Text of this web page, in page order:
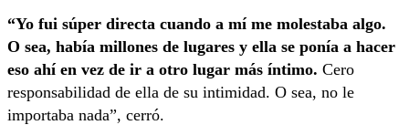
“Yo fui súper directa cuando a mí me molestaba algo.
O sea, había millones de lugares y ella se ponía a hacer
eso ahí en vez de ir a otro lugar más íntimo. Cero
responsabilidad de ella de su intimidad. O sea, no le
importaba nada”, cerró.